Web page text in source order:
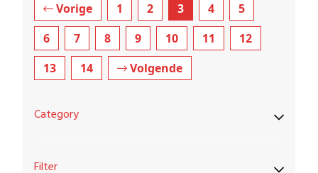
Vorige 1 2 3 4
5
6
7 8 9 10 11
12
13
14 Volgende
Category
Filter